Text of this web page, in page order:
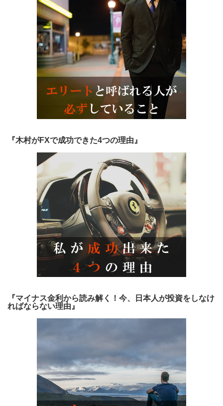
『木村がFXで成功できた4つの理由』
『マイナス金利から読み解く！今、日本人が投資をしなけ
ればならない理由』